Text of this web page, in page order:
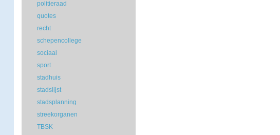
politieraad
quotes
recht
schepencollege
sociaal
sport
stadhuis
stadslijst
stadsplanning
streekorganen
TBSK